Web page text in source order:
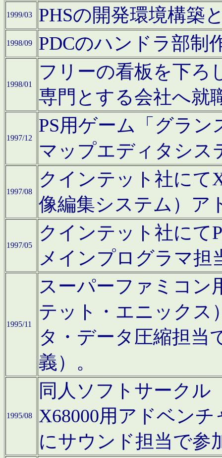
1999/03 PHSの開発環境構築
1998/09 PDCのハンドラ部制
1998/01
フリーの看板を下ろ
専門とする会社へ就
1997/12
PS用ゲーム「グラン
マップエディタシス
1997/08
クインテット社にて
像編集システム）ア
1997/05
クインテット社にて
メインプログラマ担
1995/11
スーパーファミコン
テット・エニックス
タ・データ圧縮担当
義）。
1995/08
同人ソフトサークル
X68000用アドベン
にサウンド担当で参